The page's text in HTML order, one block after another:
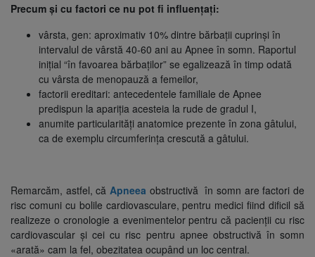
Precum și cu factori ce nu pot fi influențați:
vârsta, gen: aproximativ 10% dintre bărbații cuprinși în
intervalul de vârstă 40-60 ani au Apnee în somn. Raportul
inițial “în favoarea bărbaților” se egalizează în timp odată
cu vârsta de menopauză a femeilor,
factorii ereditari: antecedentele familiale de Apnee
predispun la apariția acesteia la rude de gradul I,
anumite particularități anatomice prezente în zona gâtului,
ca de exemplu circumferința crescută a gâtului.
Remarcăm, astfel, că Apneea obstructivă în somn are factori de
risc comuni cu bolile cardiovasculare, pentru medici fiind dificil să
realizeze o cronologie a evenimentelor pentru că pacienții cu risc
cardiovascular și cei cu risc pentru apnee obstructivă în somn
«arată» cam la fel, obezitatea ocupând un loc central.